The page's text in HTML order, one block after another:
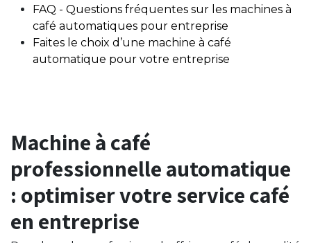
FAQ - Questions fréquentes sur les machines à
café automatiques pour entreprise
Faites le choix d’une machine à café
automatique pour votre entreprise
Machine à café
professionnelle automatique
: optimiser votre service café
en entreprise